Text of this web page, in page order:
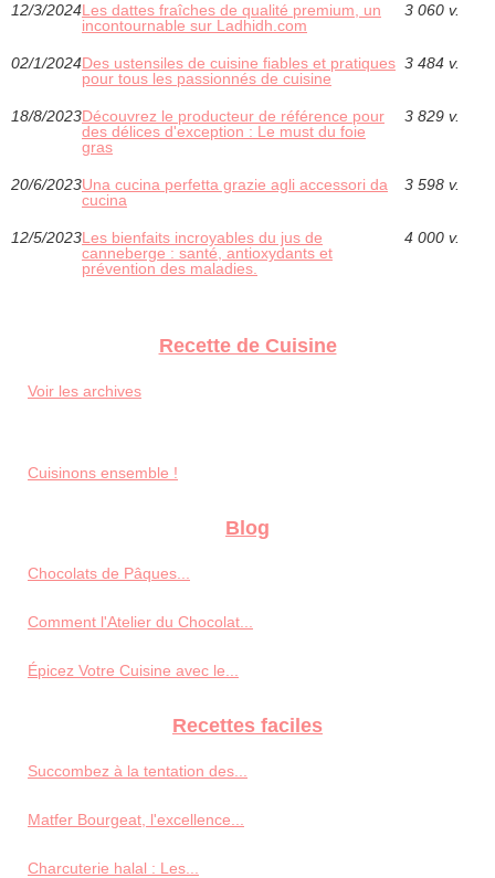
12/3/2024Les dattes fraîches de qualité premium, un
incontournable sur Ladhidh.com
3 060 v.
02/1/2024Des ustensiles de cuisine fiables et pratiques
pour tous les passionnés de cuisine
3 484 v.
18/8/2023Découvrez le producteur de référence pour
des délices d'exception : Le must du foie
gras
3 829 v.
20/6/2023Una cucina perfetta grazie agli accessori da
cucina
3 598 v.
12/5/2023Les bienfaits incroyables du jus de
canneberge : santé, antioxydants et
prévention des maladies.
4 000 v.
Recette de Cuisine
Voir les archives
Cuisinons ensemble !
Blog
Chocolats de Pâques...
Comment l'Atelier du Chocolat...
Épicez Votre Cuisine avec le...
Recettes faciles
Succombez à la tentation des...
Matfer Bourgeat, l'excellence...
Charcuterie halal : Les...